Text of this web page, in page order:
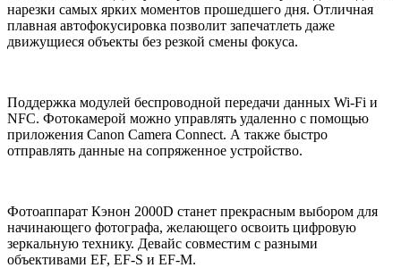
нарезки самых ярких моментов прошедшего дня. Отличная
плавная автофокусировка позволит запечатлеть даже
движущиеся объекты без резкой смены фокуса.
Поддержка модулей беспроводной передачи данных Wi-Fi и
NFC. Фотокамерой можно управлять удаленно с помощью
приложения Canon Camera Connect. А также быстро
отправлять данные на сопряженное устройство.
Фотоаппарат Кэнон 2000D станет прекрасным выбором для
начинающего фотографа, желающего освоить цифровую
зеркальную технику. Девайс совместим с разными
объективами EF, EF-S и EF-M.